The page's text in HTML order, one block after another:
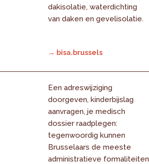
dakisolatie, waterdichting
van daken en gevelisolatie.
→ bisa.brussels
Een adreswijziging
doorgeven, kinderbijslag
aanvragen, je medisch
dossier raadplegen:
tegenwoordig kunnen
Brusselaars de meeste
administratieve formaliteiten